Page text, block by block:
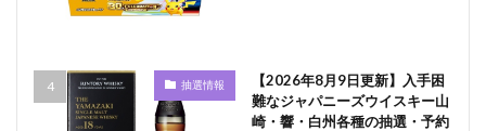
抽選情報
【2026年8月9日更新】入手困
難なジャパニーズウイスキー山
崎・響・白州各種の抽選・予約